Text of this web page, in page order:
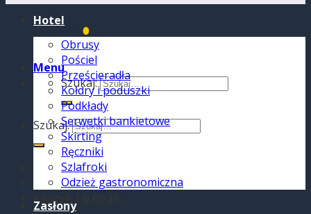
Menu
Szukaj:
Szukaj:
Koszyk /
Hotel
Obrusy
Pościel
Prześcieradła
Kołdry i poduszki
Podkłady
Serwetki bankietowe
Skirting
Ręczniki
Szlafroki
Odzież gastronomiczna
Zasłony